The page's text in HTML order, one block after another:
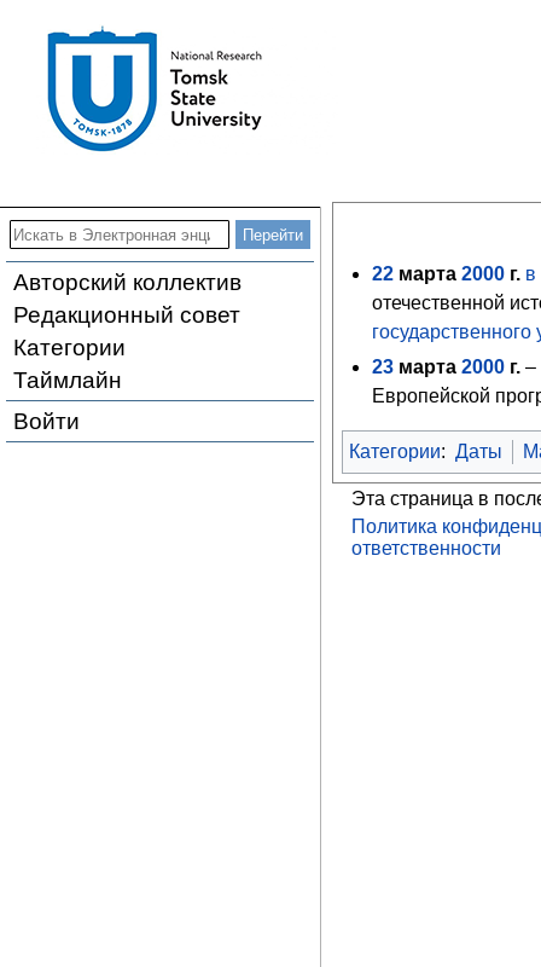
Авторский коллектив
Редакционный совет
Категории
Таймлайн
Войти
22 марта 2000 г. в
отечественной
государственного
23 марта 2000 г. –
Европейской
Категории: Даты
Эта страница в
Политика
ответственности